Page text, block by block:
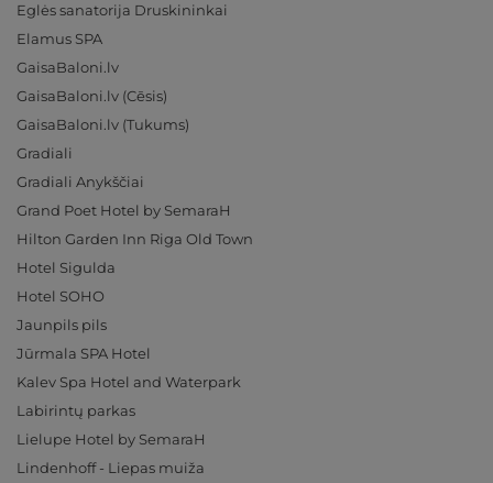
Eglės sanatorija Druskininkai
Elamus SPA
GaisaBaloni.lv
GaisaBaloni.lv (Cēsis)
GaisaBaloni.lv (Tukums)
Gradiali
Gradiali Anykščiai
Grand Poet Hotel by SemaraH
Hilton Garden Inn Riga Old Town
Hotel Sigulda
Hotel SOHO
Jaunpils pils
Jūrmala SPA Hotel
Kalev Spa Hotel and Waterpark
Labirintų parkas
Lielupe Hotel by SemaraH
Lindenhoff - Liepas muiža